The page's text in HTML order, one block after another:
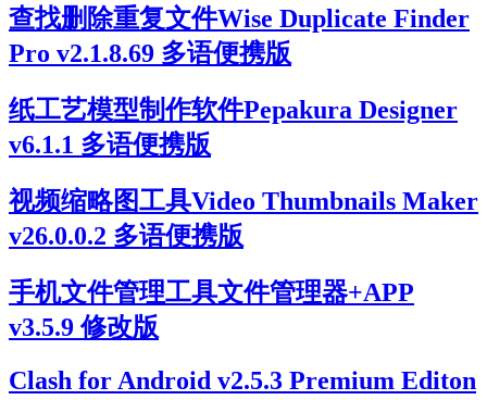
查找删除重复文件Wise Duplicate Finder
Pro v2.1.8.69 多语便携版
纸工艺模型制作软件Pepakura Designer
v6.1.1 多语便携版
视频缩略图工具Video Thumbnails Maker
v26.0.0.2 多语便携版
手机文件管理工具文件管理器+APP
v3.5.9 修改版
Clash for Android v2.5.3 Premium Editon